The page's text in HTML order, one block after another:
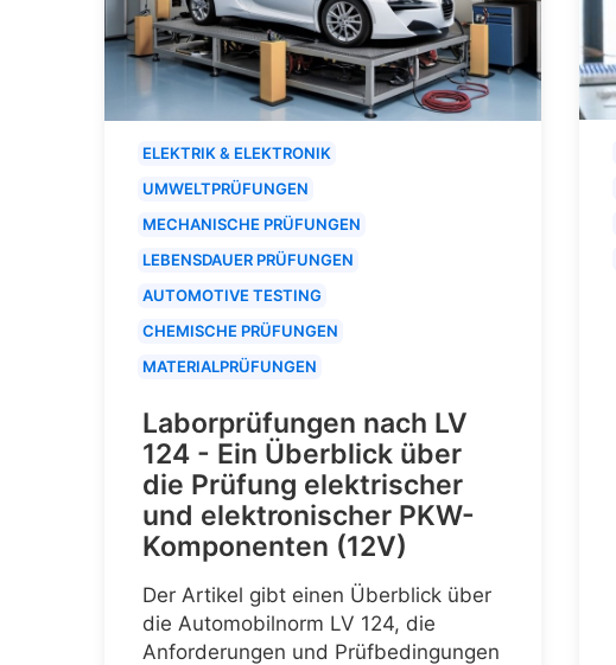
ELEKTRIK & ELEKTRONIK
UMWELTPRÜFUNGEN
MECHANISCHE PRÜFUNGEN
LEBENSDAUER PRÜFUNGEN
AUTOMOTIVE TESTING
CHEMISCHE PRÜFUNGEN
MATERIALPRÜFUNGEN
Laborprüfungen nach LV
124 - Ein Überblick über
die Prüfung elektrischer
und elektronischer PKW-
Komponenten (12V)
Der Artikel gibt einen Überblick über
die Automobilnorm LV 124, die
Anforderungen und Prüfbedingungen